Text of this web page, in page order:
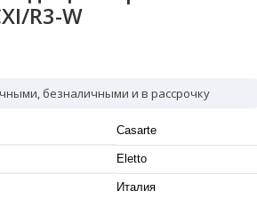
R3-W
безналичными и в рассрочку
Casarte
Eletto
Италия